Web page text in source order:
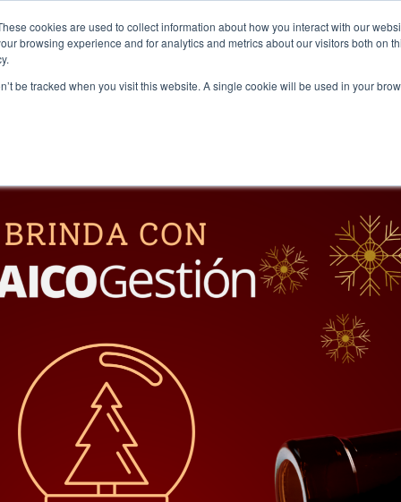
cookies are used to collect information about how you interact with our
browsing experience and for analytics and metrics about our visitors both on
be tracked when you visit this website. A single cookie will be used in your
FORMACIÓN EVENTOS CERTIFICACIONES